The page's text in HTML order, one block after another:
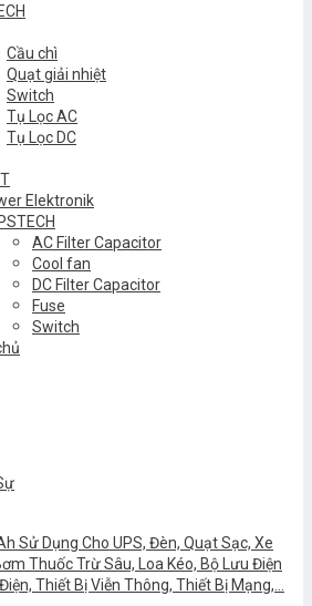
Cầu chì
Quạt giải nhiệt
Switch
Tụ Lọc AC
Tụ Lọc DC
Elektronik
AC Filter Capacitor
Cool fan
DC Filter Capacitor
Fuse
Switch
Sử Dụng Cho UPS, Đèn, Quạt Sạc, Xe
Thuốc Trừ Sâu, Loa Kéo, Bộ Lưu Điện
Thiết Bị Viễn Thông, Thiết Bị Mạng,…